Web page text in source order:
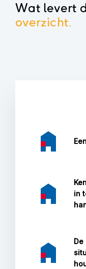
Wat levert
overzicht.
in
De